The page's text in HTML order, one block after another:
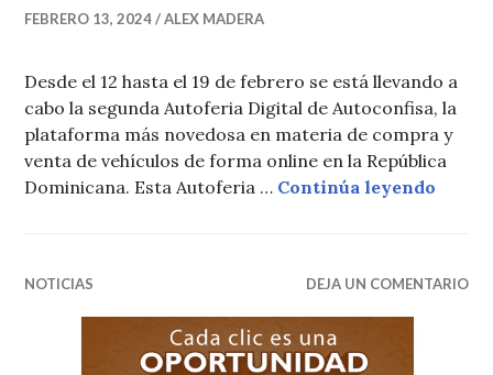
FEBRERO 13, 2024 ALEX MADERA
Desde el 12 hasta el 19 de febrero se está llevando a
cabo la segunda Autoferia Digital de Autoconfisa, la
plataforma más novedosa en materia de compra y
venta de vehículos de forma online en la República
Dominicana. Esta Autoferia … Continúa leyendo
NOTICIAS DEJA UN COMENTARIO